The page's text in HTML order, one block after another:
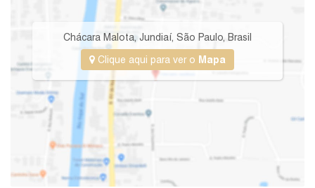
Chácara Malota, Jundiaí, São Paulo, Brasil
Clique aqui para ver o Mapa